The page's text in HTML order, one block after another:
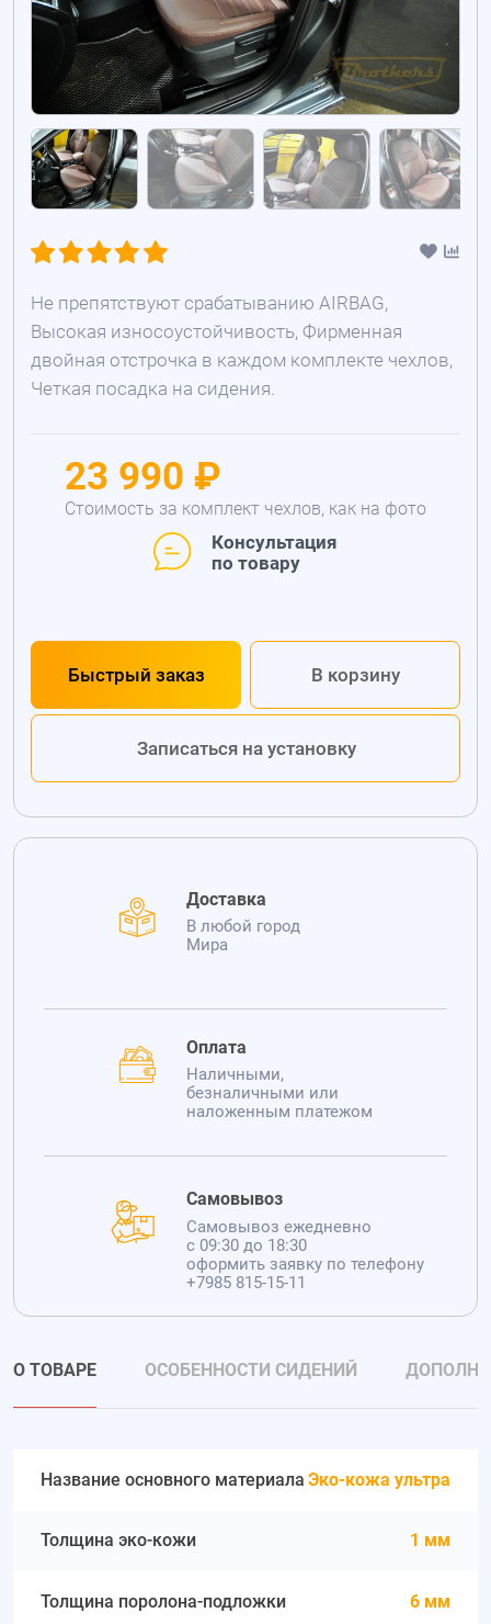
Не препятствуют срабатыванию AIRBAG,
Высокая износоустойчивость, Фирменная
двойная отстрочка в каждом комплекте чехлов,
Четкая посадка на сидения.
23 990 ₽
Стоимость за комплект чехлов, как на фото
Консультация
по товару
Быстрый заказ В корзину
Записаться на установку
Доставка
В любой город
Мира
Оплата
Наличными,
безналичными или
наложенным платежом
Самовывоз
Самовывоз ежедневно
с 09:30 до 18:30
оформить заявку по телефону
+7985 815-15-11
О ТОВАРЕ ОСОБЕННОСТИ СИДЕНИЙ
Название основного материала Эко-кожа ультра
Толщина эко-кожи 1 мм
Толщина поролона-подложки 6 мм